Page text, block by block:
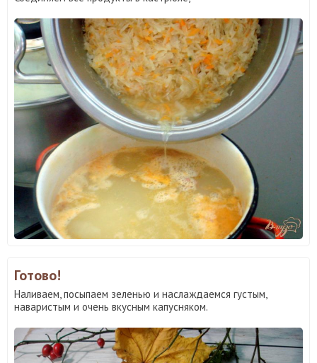
Готово!
Наливаем, посыпаем зеленью и наслаждаемся густым,
наваристым и очень вкусным капусняком.